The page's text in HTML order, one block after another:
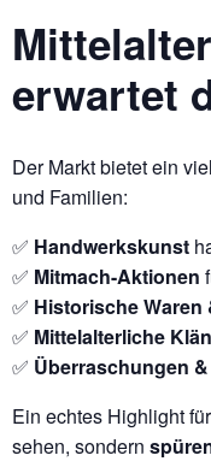
erwartet
Der Markt bietet ein
und Familien:
✅ Handwerkskunst
✅ Mitmach-Aktionen
✅ Historische Waren
✅ Mittelalterliche
✅ Überraschungen
Ein echtes Highlight
sehen, sondern